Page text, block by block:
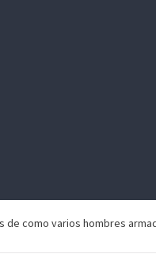
como varios hombres